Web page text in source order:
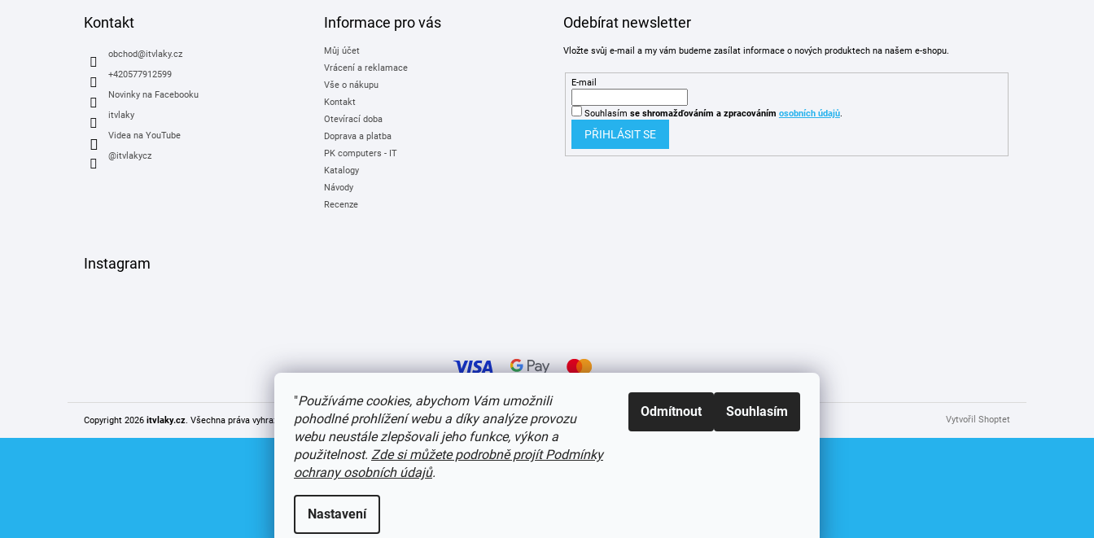
"Používáme cookies, abychom Vám umožnili
pohodlné prohlížení webu a díky analýze provozu
webu neustále zlepšovali jeho funkce, výkon a
použitelnost. Zde si můžete podrobně projít Podmínky
ochrany osobních údajů.
Nastavení
Odmítnout Souhlasím
Kontakt
obchod@itvlaky.cz
+420577912599
Novinky na Facebooku
itvlaky
Videa na YouTube
@itvlakycz
Informace pro vás
Můj účet
Vrácení a reklamace
Vše o nákupu
Kontakt
Otevírací doba
Doprava a platba
PK computers - IT
Katalogy
Návody
Recenze
Odebírat newsletter
Vložte svůj e-mail a my vám budeme zasílat informace o nových produktech na našem e-shopu.
E-mail
Souhlasím se shromažďováním a zpracováním osobních údajů.
PŘIHLÁSIT SE
Instagram
Vytvořil Shoptet
Copyright 2026 itvlaky.cz. Všechna práva vyhrazena.Upravit nastavení cookies